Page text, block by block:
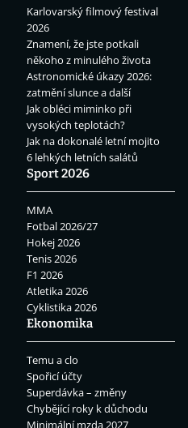
Karlovarský filmový festival
2026
Znamení, že jste potkali
někoho z minulého života
Astronomické úkazy 2026:
zatmění slunce a další
Jak obléci miminko při
vysokých teplotách?
Jak na dokonalé letní mojito
6 lehkých letních salátů
Sport 2026
MMA
Fotbal 2026/27
Hokej 2026
Tenis 2026
F1 2026
Atletika 2026
Cyklistika 2026
Ekonomika
Temu a clo
Spořicí účty
Superdávka – změny
Chybějící roky k důchodu
Minimální mzda 2027